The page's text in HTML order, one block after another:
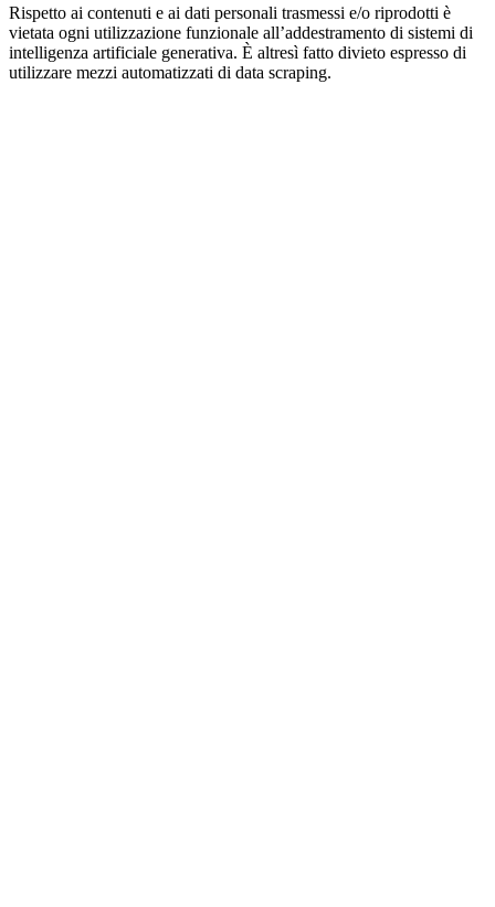
Rispetto ai contenuti e ai dati personali trasmessi e/o riprodotti è
vietata ogni utilizzazione funzionale all’addestramento di sistemi di
intelligenza artificiale generativa. È altresì fatto divieto espresso di
utilizzare mezzi automatizzati di data scraping.